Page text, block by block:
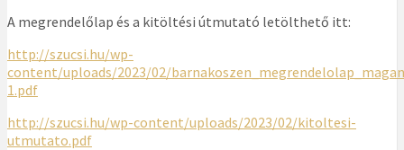
A megrendelőlap és a kitöltési útmutató letölthető itt:
http://szucsi.hu/wp-
content/uploads/2023/02/
1.pdf
http://szucsi.hu/wp-content/uploads/2023/02/kitoltesi-
utmutato.pdf